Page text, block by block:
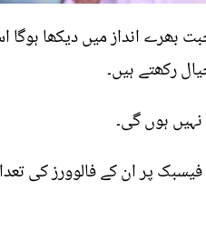
انداز میں دیکھا ہوگا
رکھتے ہیں۔
ہوں گی۔
پر ان کے فالوورز کی